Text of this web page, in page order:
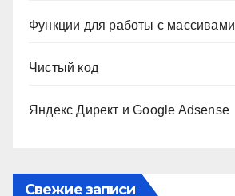
Функции для работы с массивами
Чистый код
Яндекс Директ и Google Adsense
Свежие записи